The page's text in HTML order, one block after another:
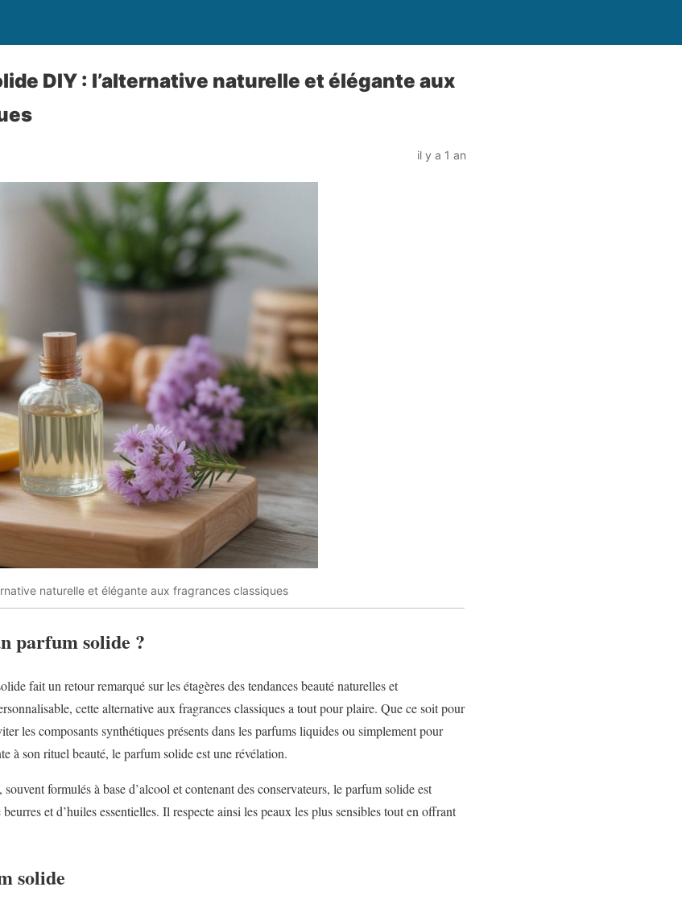
DIY : l’alternative naturelle et élégante aux
il y a 1 an
naturelle et élégante aux fragrances classiques
parfum solide ?
fait un retour remarqué sur les étagères des tendances beauté naturelles et
cette alternative aux fragrances classiques a tout pour plaire. Que ce soit pour
les composants synthétiques présents dans les parfums liquides ou simplement pour
à son rituel beauté, le parfum solide est une révélation.
formulés à base d’alcool et contenant des conservateurs, le parfum solide est
et d’huiles essentielles. Il respecte ainsi les peaux les plus sensibles tout en offrant
solide